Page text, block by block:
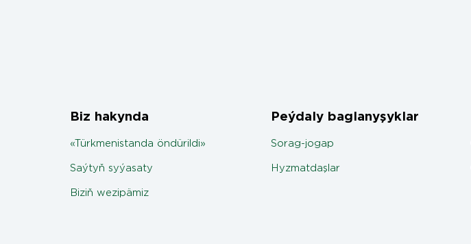
Biz hakynda
«Türkmenistanda öndürildi»
Saýtyň syýasaty
Biziň wezipämiz
Peýdaly baglanyşyklar
Sorag-jogap
Hyzmatdaşlar